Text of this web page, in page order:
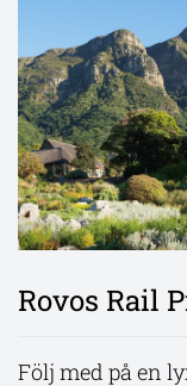
Rovos Rail
Följ med på en
Upplev fyra